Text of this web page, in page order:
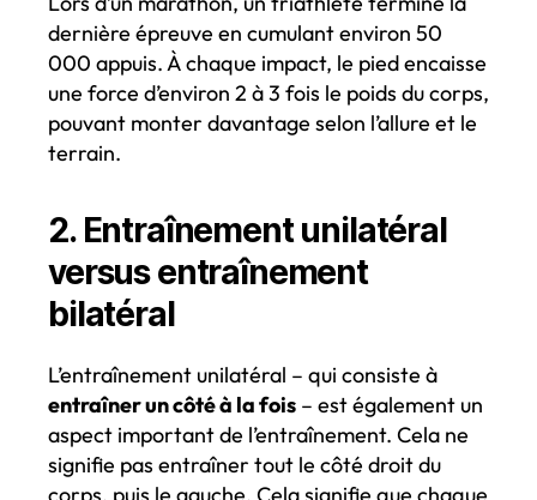
dernière épreuve en cumulant environ 50
000 appuis. À chaque impact, le pied encaisse
une force d’environ 2 à 3 fois le poids du corps,
pouvant monter davantage selon l’allure et le
terrain.
2. Entraînement unilatéral
versus entraînement
bilatéral
L’entraînement unilatéral – qui consiste à
entraîner un côté à la fois – est également un
aspect important de l’entraînement. Cela ne
signifie pas entraîner tout le côté droit du
corps, puis le gauche. Cela signifie que chaque